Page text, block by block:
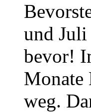
und Juli
bevor!
Monate
weg.